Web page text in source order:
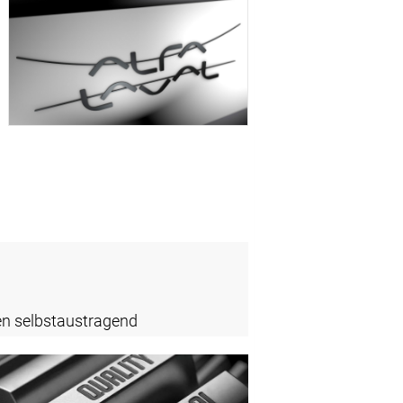
selbstaustragend